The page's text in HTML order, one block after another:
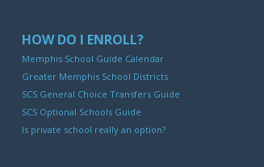
HOW DO I ENROLL?
Memphis School Guide Calendar
Greater Memphis School Districts
SCS General Choice Transfers Guide
SCS Optional Schools Guide
Is private school really an option?